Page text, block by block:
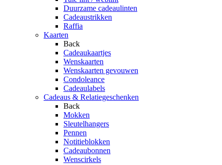
Duurzame cadeaulinten
Cadeaustrikken
Raffia
Kaarten
Back
Cadeaukaartjes
Wenskaarten
Wenskaarten gevouwen
Condoleance
Cadeaulabels
Cadeaus & Relatiegeschenken
Back
Mokken
Sleutelhangers
Pennen
Notitieblokken
Cadeaubonnen
Wenscirkels